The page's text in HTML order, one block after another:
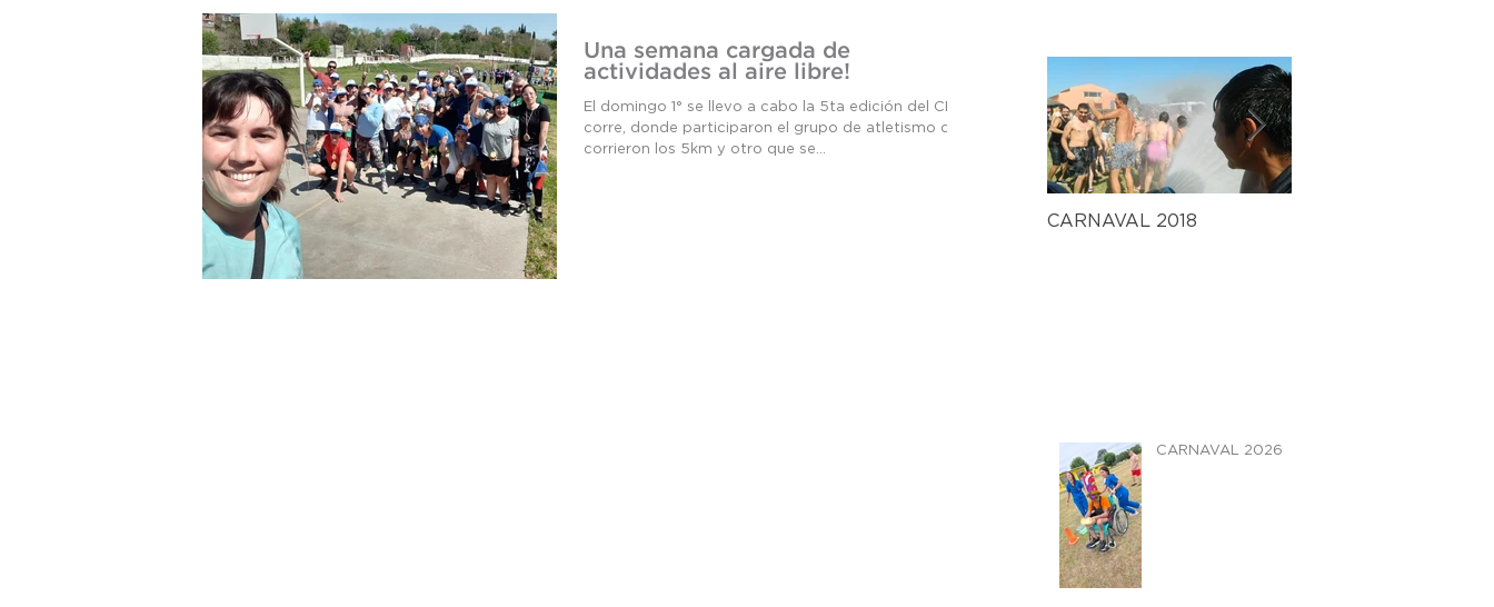
Una semana cargada de
actividades al aire libre!
El domingo 1° se llevo a cabo la 5ta edición del CEF
corre, donde participaron el grupo de atletismo que
corrieron los 5km y otro que se...
CARNAVAL 2018
CARNAVAL 2026